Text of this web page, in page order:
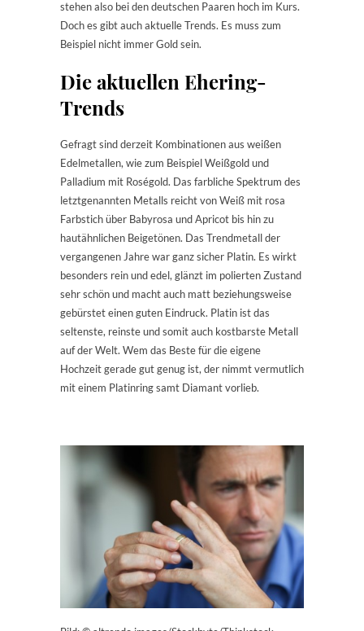
stehen also bei den deutschen Paaren hoch im Kurs.
Doch es gibt auch aktuelle Trends. Es muss zum
Beispiel nicht immer Gold sein.
Die aktuellen Ehering-
Trends
Gefragt sind derzeit Kombinationen aus weißen
Edelmetallen, wie zum Beispiel Weißgold und
Palladium mit Roségold. Das farbliche Spektrum des
letztgenannten Metalls reicht von Weiß mit rosa
Farbstich über Babyrosa und Apricot bis hin zu
hautähnlichen Beigetönen. Das Trendmetall der
vergangenen Jahre war ganz sicher Platin. Es wirkt
besonders rein und edel, glänzt im polierten Zustand
sehr schön und macht auch matt beziehungsweise
gebürstet einen guten Eindruck. Platin ist das
seltenste, reinste und somit auch kostbarste Metall
auf der Welt. Wem das Beste für die eigene
Hochzeit gerade gut genug ist, der nimmt vermutlich
mit einem Platinring samt Diamant vorlieb.